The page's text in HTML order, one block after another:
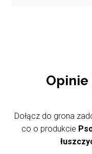
Dołącz do grona
co o produkcie